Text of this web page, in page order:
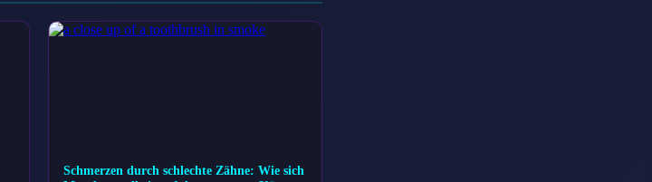
Schmerzen durch schlechte Zähne: Wie sich